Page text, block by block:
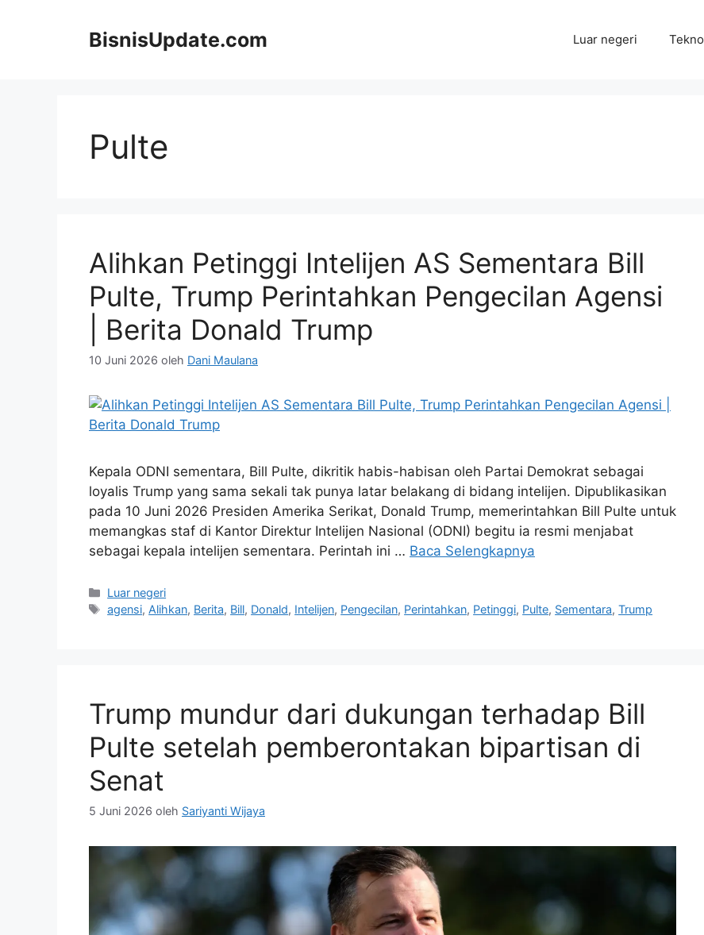
BisnisUpdate.com Luar negeri Tekno
Pulte
Alihkan Petinggi Intelijen AS Sementara Bill
Pulte, Trump Perintahkan Pengecilan Agensi
| Berita Donald Trump
10 Juni 2026 oleh Dani Maulana
Kepala ODNI sementara, Bill Pulte, dikritik habis-habisan oleh Partai Demokrat sebagai
loyalis Trump yang sama sekali tak punya latar belakang di bidang intelijen. Dipublikasikan
pada 10 Juni 2026 Presiden Amerika Serikat, Donald Trump, memerintahkan Bill Pulte untuk
memangkas staf di Kantor Direktur Intelijen Nasional (ODNI) begitu ia resmi menjabat
sebagai kepala intelijen sementara. Perintah ini … Baca Selengkapnya
Kategori
Luar negeri
Tag
agensi, Alihkan, Berita, Bill, Donald, Intelijen, Pengecilan, Perintahkan, Petinggi, Pulte, Sementara,Trump
Trump mundur dari dukungan terhadap Bill
Pulte setelah pemberontakan bipartisan di
Senat
5 Juni 2026 oleh Sariyanti Wijaya